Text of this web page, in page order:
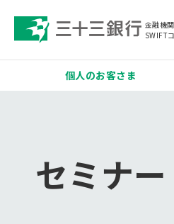
金融機
SWIFT
個人のお客さま
セミナ